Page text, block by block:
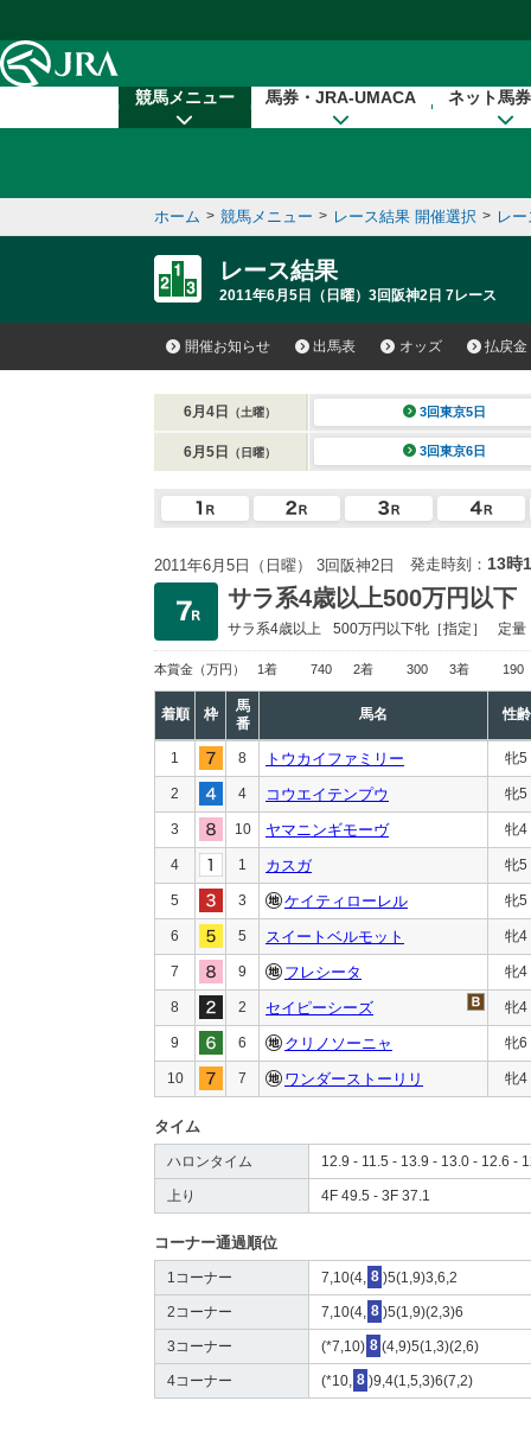
競馬メニュー 馬券・JRA-UMACA ネット馬
ホーム > 競馬メニュー > レース結果 開催選択 > レ
レース結果
2011年6月5日（日曜）3回阪神2日 7レース
開催お知らせ 出馬表 オッズ 払戻金
6月4日 （土曜） 3回東京5日
6月5日 （日曜） 3回東京6日
2011年6月5日（日曜） 3回阪神2日 発走時刻： 13時
サラ系4歳以上500万円以下
サラ系4歳以上 500万円以下牝［指定］ 定量
本賞金 （万円） 1着 740 2着 300 3着 190
着順 枠
馬
番
馬名 性齢
1 8 トウカイファミリー 牝5
2 4 コウエイテンプウ 牝5
3 10 ヤマニンギモーヴ 牝4
4 1 カスガ 牝5
5 3 ケイティローレル 牝5
6 5 スイートベルモット 牝4
7 9 フレシータ 牝4
8 2 セイピーシーズ 牝4
9 6 クリノソーニャ 牝6
10 7 ワンダーストーリリ 牝4
タイム
ハロンタイム 12.9 - 11.5 - 13.9 - 13.0 - 12.6 -
上り 4F 49.5 - 3F 37.1
コーナー通過順位
1コーナー 7,10(4, 8 )5(1,9)3,6,2
2コーナー 7,10(4, 8 )5(1,9)(2,3)6
3コーナー (*7,10) 8 (4,9)5(1,3)(2,6)
4コーナー (*10, 8 )9,4(1,5,3)6(7,2)